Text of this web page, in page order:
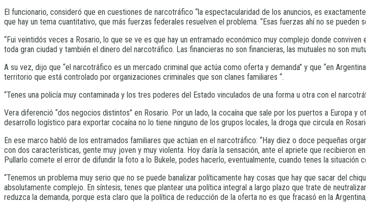
El funcionario, consideró que en cuestiones de narcotráfico “la espectacularidad de los anuncios, es
que hay un tema cuantitativo, que más fuerzas federales resuelven el problema. “Esas fuerzas ahí no se pueden
“Fui veintidós veces a Rosario, lo que se ve es que hay un entramado económico muy complejo donde
toda gran ciudad y también el dinero del narcotráfico. Las financieras no son financieras, las mutuales no son
A su vez, dijo que “el narcotráfico es un mercado criminal que actúa como oferta y demanda” y que “en
territorio que está controlado por organizaciones criminales que son clanes familiares “.
“Tenes una policía muy contaminada y los tres poderes del Estado vinculados de una forma u otra con el
Vera diferenció “dos negocios distintos” en Rosario. Por un lado, la cocaína que sale por los puertos a Europa
desarrollo logístico para exportar cocaína no lo tiene ninguno de los grupos locales, la droga que circula en
En ese marco habló de los entramados familiares que actúan en el narcotráfico: “Hay diez o doce pequeñas
con dos características, gente muy joven y muy violenta. Hoy daría la sensación, ante el apriete que recibieron
Pullarlo comete el error de difundir la foto a lo Bukele, podes hacerlo, eventualmente, cuando tenes la situación
“Tenemos un problema muy serio que no se puede banalizar políticamente hay cosas que hay que sacar del
absolutamente complejo. En síntesis, tenes que plantear una política integral a largo plazo que trate de
reduzca la demanda, porque esta claro que la política de reducción de la oferta no es que fracasó en la